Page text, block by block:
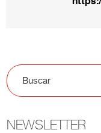
NEWSLETTER